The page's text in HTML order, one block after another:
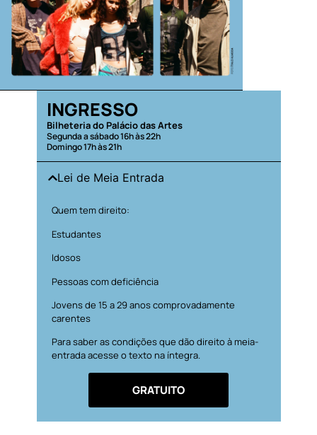
INGRESSO
Bilheteria do Palácio das Artes
Segunda a sábado 16h às 22h
Domingo 17h às 21h
Lei de Meia Entrada
Quem tem direito:
Estudantes
Idosos
Pessoas com deficiência
Jovens de 15 a 29 anos comprovadamente
carentes
Para saber as condições que dão direito à meia-
entrada acesse o texto na íntegra.
GRATUITO